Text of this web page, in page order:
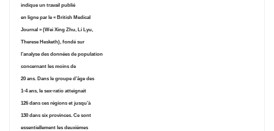
indique un travail publié
en ligne par le « British Medical
Journal » (Wei Xing Zhu, Li Lyu,
Therese Hesketh), fondé sur
l’analyse des données de population
concernant les moins de
20 ans. Dans le groupe d’âge des
1-4 ans, le sex-ratio atteignait
126 dans ces régions et jusqu’à
130 dans six provinces. Ce sont
essentiellement les deuxièmes